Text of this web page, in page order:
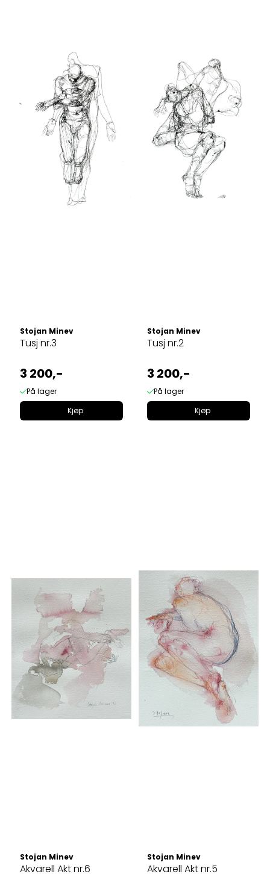
Stojan Minev
Tusj nr.3
3 200,-
På lager
Kjøp
Stojan Minev
Tusj nr.2
3 200,-
På lager
Kjøp
Stojan Minev
Akvarell Akt nr.6
Stojan Minev
Akvarell Akt nr.5